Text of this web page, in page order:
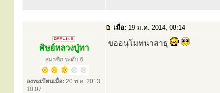
เมื่อ: 19 ม.ค. 2014, 08:14
ศิษย์หลวงปู่ทา
สมาชิก ระดับ 6
ลงทะเบียนเมื่อ: 20 พ.ค. 2013,
10:07
ขออนุโมทนาสาธุ